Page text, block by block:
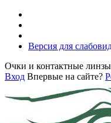
Версия для
Очки и контактные
Вход Впервые на сайте?